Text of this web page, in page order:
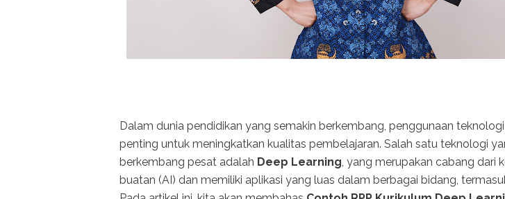
Dalam dunia pendidikan yang semakin berkembang, penggunaan
penting untuk meningkatkan kualitas pembelajaran. Salah satu teknologi
berkembang pesat adalah Deep Learning , yang merupakan cabang dari
buatan (AI) dan memiliki aplikasi yang luas dalam berbagai bidang,